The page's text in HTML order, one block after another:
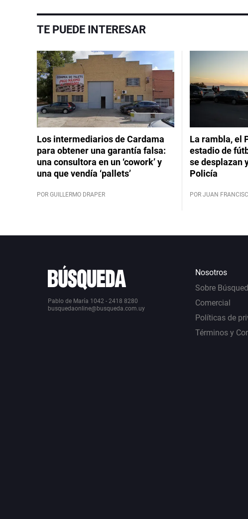
TE PUEDE INTERESAR
Los intermediarios de Cardama
para obtener una garantía falsa:
una consultora en un ‘cowork’ y
una que vendía ‘pallets’
POR GUILLERMO DRAPER
La rambla, el
estadio de
se desplazan
Policía
POR JUAN
Pablo de María 1042 - 2418 8280
busquedaonline@busqueda.com.uy
Nosotros
Sobre
Comercial
Políticas de
Términos y